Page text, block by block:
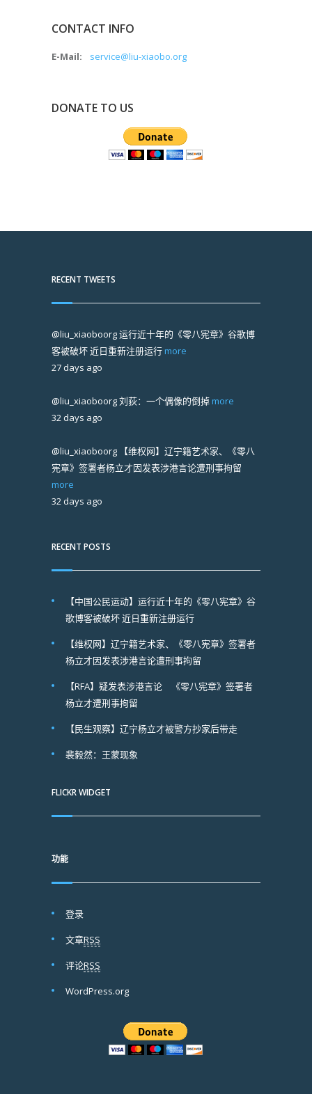
CONTACT INFO
E-Mail: service@liu-xiaobo.org
DONATE TO US
RECENT TWEETS
@liu_xiaoboorg运行近十年的《零八宪章》谷歌博
客被破坏 近日重新注册运行 more
27 days ago
@liu_xiaoboorg刘荻：一个偶像的倒掉 more
32 days ago
@liu_xiaoboorg 【维权网】辽宁籍艺术家、《零八
宪章》签署者杨立才因发表涉港言论遭刑事拘留
more
32 days ago
RECENT POSTS
【中国公民运动】运行近十年的《零八宪章》谷
歌博客被破坏 近日重新注册运行
【维权网】辽宁籍艺术家、《零八宪章》签署者
杨立才因发表涉港言论遭刑事拘留
【RFA】疑发表涉港言论 《零八宪章》签署者
杨立才遭刑事拘留
【民生观察】辽宁杨立才被警方抄家后带走
裴毅然：王蒙现象
FLICKR WIDGET
功能
登录
文章RSS
评论RSS
WordPress.org